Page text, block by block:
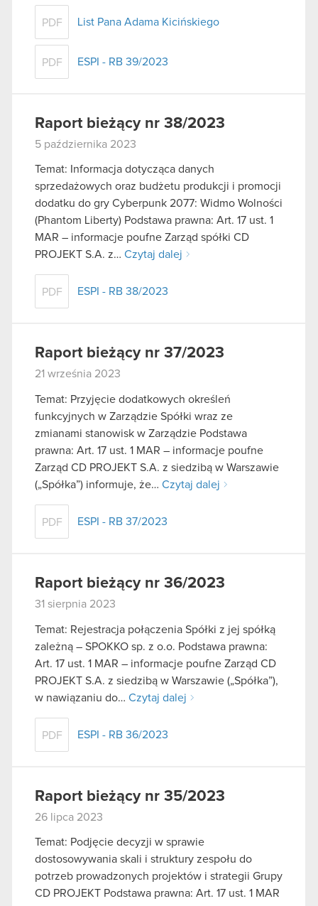
PDF List Pana Adama Kicińskiego
PDF ESPI - RB 39/2023
Raport bieżący nr 38/2023
5 października 2023
Temat: Informacja dotycząca danych
sprzedażowych oraz budżetu produkcji i promocji
dodatku do gry Cyberpunk 2077: Widmo Wolności
(Phantom Liberty) Podstawa prawna: Art. 17 ust. 1
MAR – informacje poufne Zarząd spółki CD
PROJEKT S.A. z… Czytaj dalej
PDF ESPI - RB 38/2023
Raport bieżący nr 37/2023
21 września 2023
Temat: Przyjęcie dodatkowych określeń
funkcyjnych w Zarządzie Spółki wraz ze
zmianami stanowisk w Zarządzie Podstawa
prawna: Art. 17 ust. 1 MAR – informacje poufne
Zarząd CD PROJEKT S.A. z siedzibą w Warszawie
(„Spółka”) informuje, że… Czytaj dalej
PDF ESPI - RB 37/2023
Raport bieżący nr 36/2023
31 sierpnia 2023
Temat: Rejestracja połączenia Spółki z jej spółką
zależną – SPOKKO sp. z o.o. Podstawa prawna:
Art. 17 ust. 1 MAR – informacje poufne Zarząd CD
PROJEKT S.A. z siedzibą w Warszawie („Spółka”),
w nawiązaniu do… Czytaj dalej
PDF ESPI - RB 36/2023
Raport bieżący nr 35/2023
26 lipca 2023
Temat: Podjęcie decyzji w sprawie
dostosowywania skali i struktury zespołu do
potrzeb prowadzonych projektów i strategii Grupy
CD PROJEKT Podstawa prawna: Art. 17 ust. 1 MAR